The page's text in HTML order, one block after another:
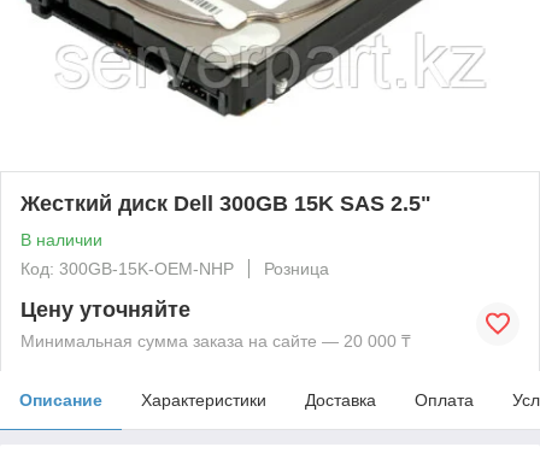
Жесткий диск Dell 300GB 15K SAS 2.5"
В наличии
Код: 300GB-15K-OEM-NHP
Розница
Цену уточняйте
Минимальная сумма заказа на сайте — 20 000 ₸
Описание Характеристики Доставка Оплата